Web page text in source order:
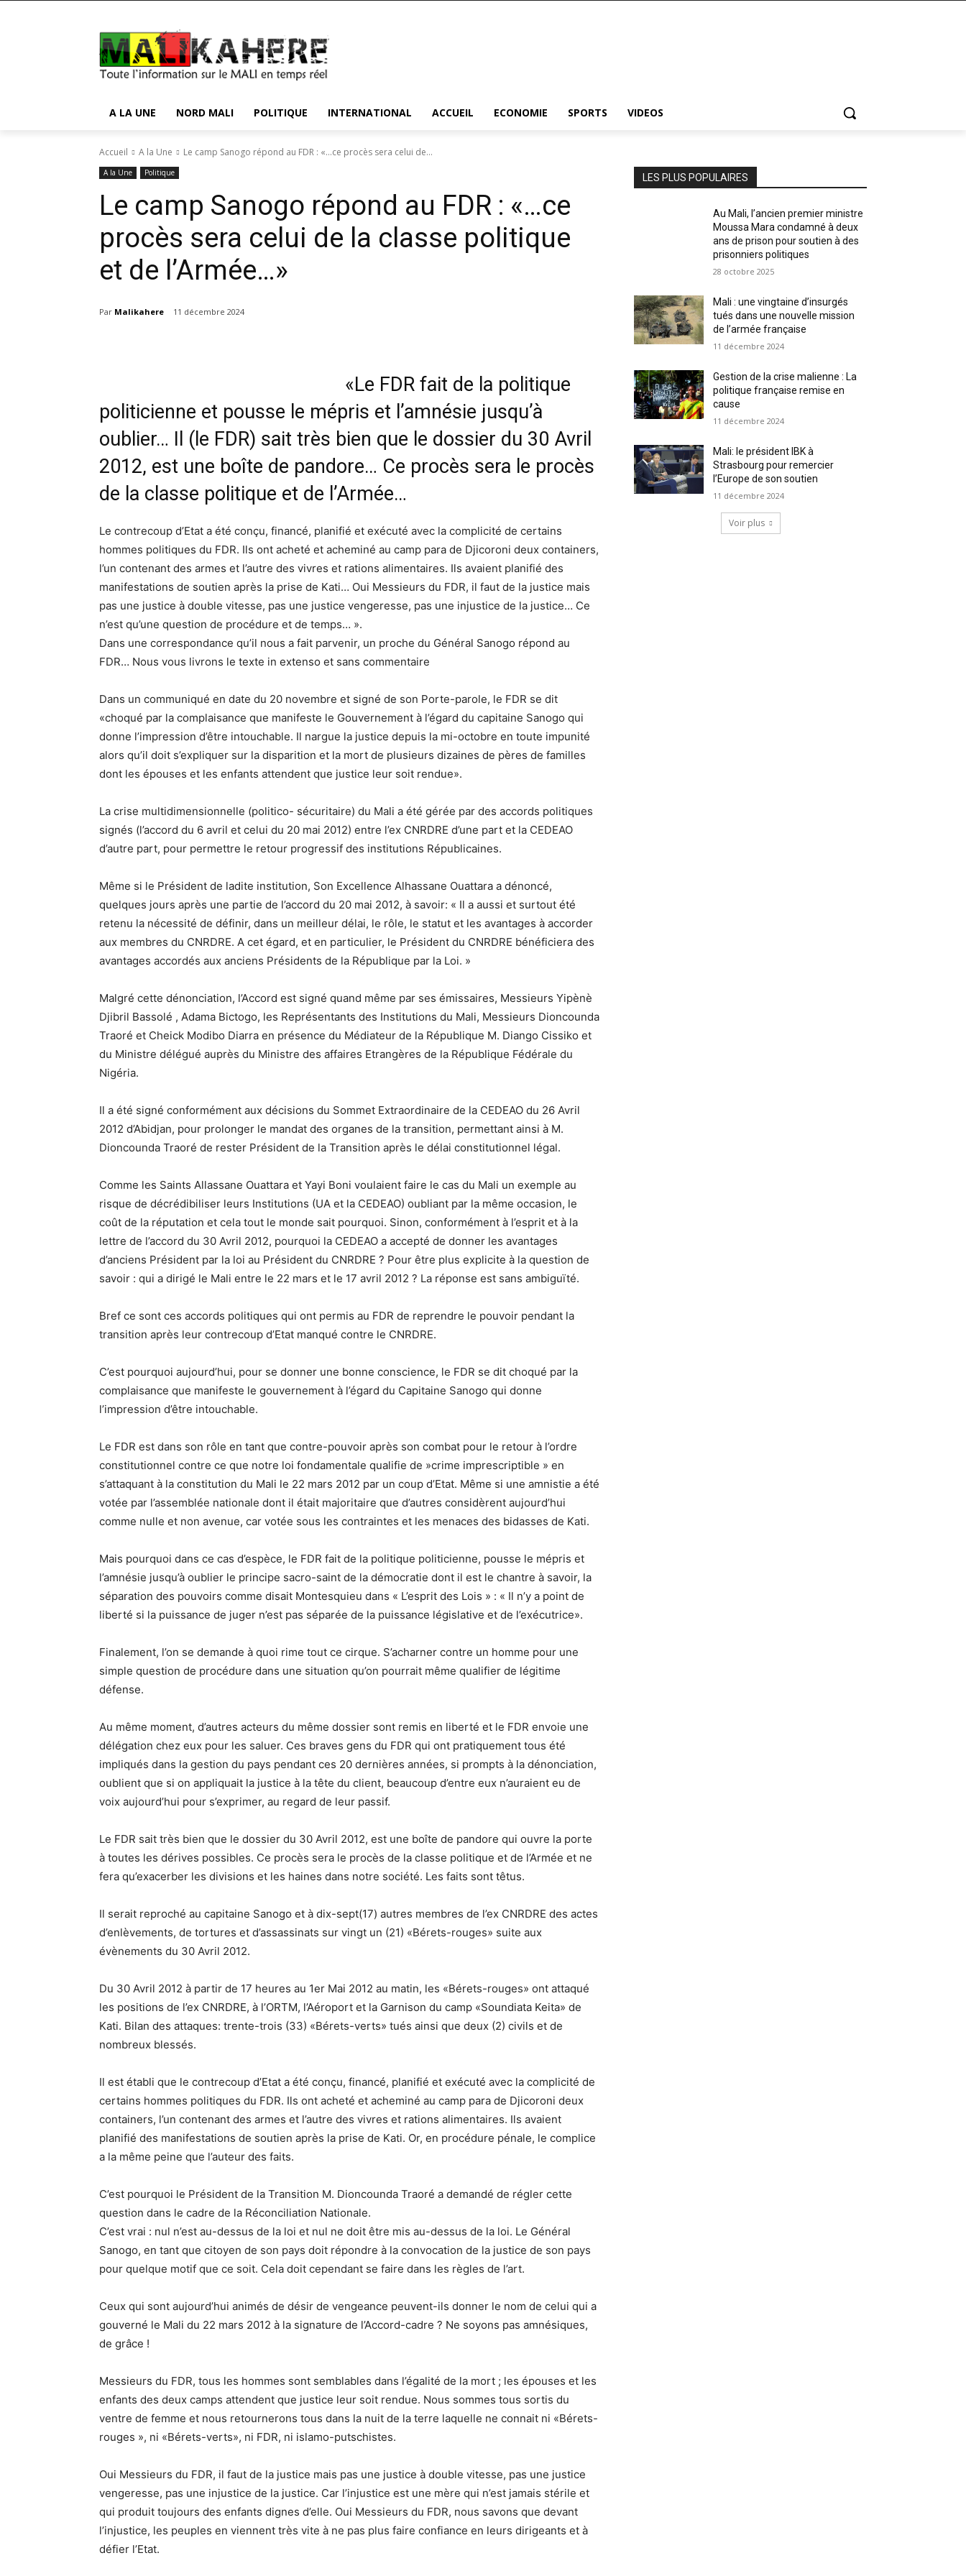
A LA UNE NORD MALI POLITIQUE INTERNATIONAL ACCUEIL ECONOMIE SPORTS VIDEOS
Accueil A la Une Le camp Sanogo répond au FDR : «…ce procès sera celui de...
A la Une Politique
Le camp Sanogo répond au FDR : «…ce
procès sera celui de la classe politique
et de l’Armée…»
Par Malikahere 11 décembre 2024
«Le FDR fait de la politique
politicienne et pousse le mépris et l’amnésie jusqu’à
oublier… Il (le FDR) sait très bien que le dossier du 30 Avril
2012, est une boîte de pandore… Ce procès sera le procès
de la classe politique et de l’Armée…
Le contrecoup d’Etat a été conçu, financé, planifié et exécuté avec la complicité de certains
hommes politiques du FDR. Ils ont acheté et acheminé au camp para de Djicoroni deux containers,
l’un contenant des armes et l’autre des vivres et rations alimentaires. Ils avaient planifié des
manifestations de soutien après la prise de Kati… Oui Messieurs du FDR, il faut de la justice mais
pas une justice à double vitesse, pas une justice vengeresse, pas une injustice de la justice… Ce
n’est qu’une question de procédure et de temps… ».
Dans une correspondance qu’il nous a fait parvenir, un proche du Général Sanogo répond au
FDR… Nous vous livrons le texte in extenso et sans commentaire
Dans un communiqué en date du 20 novembre et signé de son Porte-parole, le FDR se dit
«choqué par la complaisance que manifeste le Gouvernement à l’égard du capitaine Sanogo qui
donne l’impression d’être intouchable. Il nargue la justice depuis la mi-octobre en toute impunité
alors qu’il doit s’expliquer sur la disparition et la mort de plusieurs dizaines de pères de familles
dont les épouses et les enfants attendent que justice leur soit rendue».
La crise multidimensionnelle (politico- sécuritaire) du Mali a été gérée par des accords politiques
signés (l’accord du 6 avril et celui du 20 mai 2012) entre l’ex CNRDRE d’une part et la CEDEAO
d’autre part, pour permettre le retour progressif des institutions Républicaines.
Même si le Président de ladite institution, Son Excellence Alhassane Ouattara a dénoncé,
quelques jours après une partie de l’accord du 20 mai 2012, à savoir: « Il a aussi et surtout été
retenu la nécessité de définir, dans un meilleur délai, le rôle, le statut et les avantages à accorder
aux membres du CNRDRE. A cet égard, et en particulier, le Président du CNRDRE bénéficiera des
avantages accordés aux anciens Présidents de la République par la Loi. »
Malgré cette dénonciation, l’Accord est signé quand même par ses émissaires, Messieurs Yipènè
Djibril Bassolé , Adama Bictogo, les Représentants des Institutions du Mali, Messieurs Dioncounda
Traoré et Cheick Modibo Diarra en présence du Médiateur de la République M. Diango Cissiko et
du Ministre délégué auprès du Ministre des affaires Etrangères de la République Fédérale du
Nigéria.
Il a été signé conformément aux décisions du Sommet Extraordinaire de la CEDEAO du 26 Avril
2012 d’Abidjan, pour prolonger le mandat des organes de la transition, permettant ainsi à M.
Dioncounda Traoré de rester Président de la Transition après le délai constitutionnel légal.
Comme les Saints Allassane Ouattara et Yayi Boni voulaient faire le cas du Mali un exemple au
risque de décrédibiliser leurs Institutions (UA et la CEDEAO) oubliant par la même occasion, le
coût de la réputation et cela tout le monde sait pourquoi. Sinon, conformément à l’esprit et à la
lettre de l’accord du 30 Avril 2012, pourquoi la CEDEAO a accepté de donner les avantages
d’anciens Président par la loi au Président du CNRDRE ? Pour être plus explicite à la question de
savoir : qui a dirigé le Mali entre le 22 mars et le 17 avril 2012 ? La réponse est sans ambiguïté.
Bref ce sont ces accords politiques qui ont permis au FDR de reprendre le pouvoir pendant la
transition après leur contrecoup d’Etat manqué contre le CNRDRE.
C’est pourquoi aujourd’hui, pour se donner une bonne conscience, le FDR se dit choqué par la
complaisance que manifeste le gouvernement à l’égard du Capitaine Sanogo qui donne
l’impression d’être intouchable.
Le FDR est dans son rôle en tant que contre-pouvoir après son combat pour le retour à l’ordre
constitutionnel contre ce que notre loi fondamentale qualifie de »crime imprescriptible » en
s’attaquant à la constitution du Mali le 22 mars 2012 par un coup d’Etat. Même si une amnistie a été
votée par l’assemblée nationale dont il était majoritaire que d’autres considèrent aujourd’hui
comme nulle et non avenue, car votée sous les contraintes et les menaces des bidasses de Kati.
Mais pourquoi dans ce cas d’espèce, le FDR fait de la politique politicienne, pousse le mépris et
l’amnésie jusqu’à oublier le principe sacro-saint de la démocratie dont il est le chantre à savoir, la
séparation des pouvoirs comme disait Montesquieu dans « L’esprit des Lois » : « Il n’y a point de
liberté si la puissance de juger n’est pas séparée de la puissance législative et de l’exécutrice».
Finalement, l’on se demande à quoi rime tout ce cirque. S’acharner contre un homme pour une
simple question de procédure dans une situation qu’on pourrait même qualifier de légitime
défense.
Au même moment, d’autres acteurs du même dossier sont remis en liberté et le FDR envoie une
délégation chez eux pour les saluer. Ces braves gens du FDR qui ont pratiquement tous été
impliqués dans la gestion du pays pendant ces 20 dernières années, si prompts à la dénonciation,
oublient que si on appliquait la justice à la tête du client, beaucoup d’entre eux n’auraient eu de
voix aujourd’hui pour s’exprimer, au regard de leur passif.
Le FDR sait très bien que le dossier du 30 Avril 2012, est une boîte de pandore qui ouvre la porte
à toutes les dérives possibles. Ce procès sera le procès de la classe politique et de l’Armée et ne
fera qu’exacerber les divisions et les haines dans notre société. Les faits sont têtus.
Il serait reproché au capitaine Sanogo et à dix-sept(17) autres membres de l’ex CNRDRE des actes
d’enlèvements, de tortures et d’assassinats sur vingt un (21) «Bérets-rouges» suite aux
évènements du 30 Avril 2012.
Du 30 Avril 2012 à partir de 17 heures au 1er Mai 2012 au matin, les «Bérets-rouges» ont attaqué
les positions de l’ex CNRDRE, à l’ORTM, l’Aéroport et la Garnison du camp «Soundiata Keita» de
Kati. Bilan des attaques: trente-trois (33) «Bérets-verts» tués ainsi que deux (2) civils et de
nombreux blessés.
Il est établi que le contrecoup d’Etat a été conçu, financé, planifié et exécuté avec la complicité de
certains hommes politiques du FDR. Ils ont acheté et acheminé au camp para de Djicoroni deux
containers, l’un contenant des armes et l’autre des vivres et rations alimentaires. Ils avaient
planifié des manifestations de soutien après la prise de Kati. Or, en procédure pénale, le complice
a la même peine que l’auteur des faits.
C’est pourquoi le Président de la Transition M. Dioncounda Traoré a demandé de régler cette
question dans le cadre de la Réconciliation Nationale.
C’est vrai : nul n’est au-dessus de la loi et nul ne doit être mis au-dessus de la loi. Le Général
Sanogo, en tant que citoyen de son pays doit répondre à la convocation de la justice de son pays
pour quelque motif que ce soit. Cela doit cependant se faire dans les règles de l’art.
Ceux qui sont aujourd’hui animés de désir de vengeance peuvent-ils donner le nom de celui qui a
gouverné le Mali du 22 mars 2012 à la signature de l’Accord-cadre ? Ne soyons pas amnésiques,
de grâce !
Messieurs du FDR, tous les hommes sont semblables dans l’égalité de la mort ; les épouses et les
enfants des deux camps attendent que justice leur soit rendue. Nous sommes tous sortis du
ventre de femme et nous retournerons tous dans la nuit de la terre laquelle ne connait ni «Bérets-
rouges », ni «Bérets-verts», ni FDR, ni islamo-putschistes.
Oui Messieurs du FDR, il faut de la justice mais pas une justice à double vitesse, pas une justice
vengeresse, pas une injustice de la justice. Car l’injustice est une mère qui n’est jamais stérile et
qui produit toujours des enfants dignes d’elle. Oui Messieurs du FDR, nous savons que devant
l’injustice, les peuples en viennent très vite à ne pas plus faire confiance en leurs dirigeants et à
défier l’Etat.
LES PLUS POPULAIRES
Au Mali, l’ancien premier ministre
Moussa Mara condamné à deux
ans de prison pour soutien à des
prisonniers politiques
28 octobre 2025
Mali : une vingtaine d’insurgés
tués dans une nouvelle mission
de l’armée française
11 décembre 2024
Gestion de la crise malienne : La
politique française remise en
cause
11 décembre 2024
Mali: le président IBK à
Strasbourg pour remercier
l’Europe de son soutien
11 décembre 2024
Voir plus